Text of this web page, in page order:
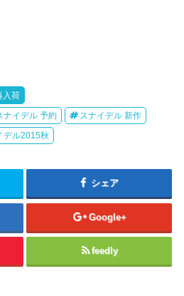
入荷
ナイデル 予約 スナイデル 新作
デル2015秋
シェア
Google+
feedly